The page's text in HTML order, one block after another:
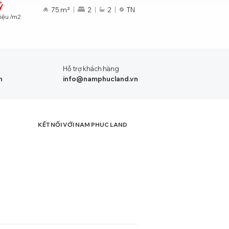
/m2
75 m² 2 2 TN
Hỗ trợ khách hàng
info@namphucland.vn
KẾT NỐI VỚI NAM PHUC LAND